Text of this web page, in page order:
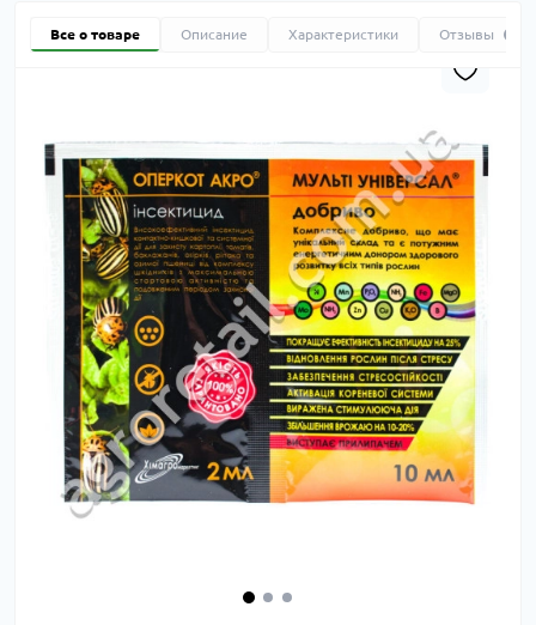
Все о товаре Описание Характеристики Отзывы